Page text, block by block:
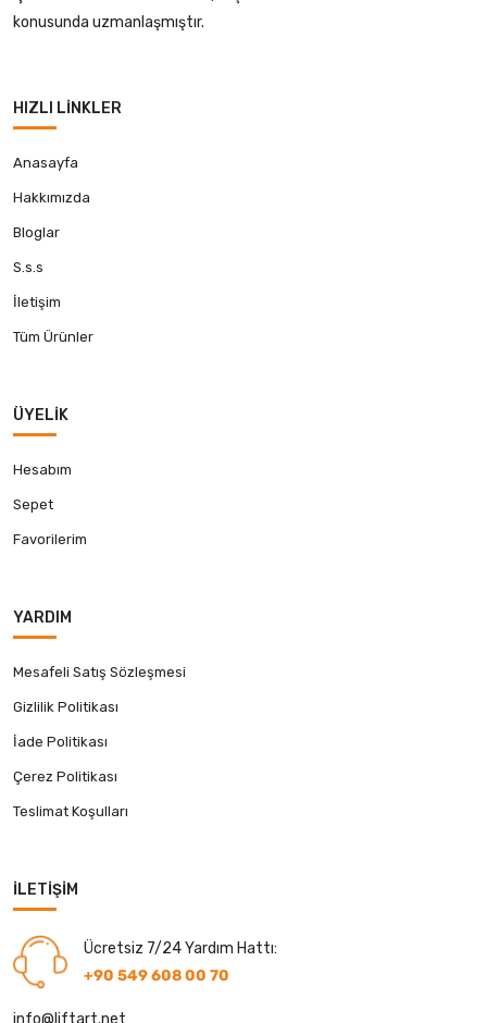
konusunda uzmanlaşmıştır.
HIZLI LINKLER
Anasayfa
Hakkımızda
Bloglar
S.s.s
İletişim
Tüm Ürünler
ÜYELIK
Hesabım
Sepet
Favorilerim
YARDIM
Mesafeli Satış Sözleşmesi
Gizlilik Politikası
İade Politikası
Çerez Politikası
Teslimat Koşulları
İLETIŞIM
Ücretsiz 7/24 Yardım Hattı:
+90 549 608 00 70